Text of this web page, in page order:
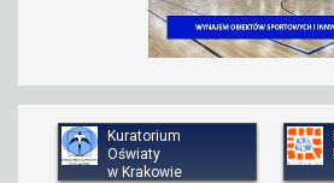
Kuratorium
Oświaty
w Krakowie